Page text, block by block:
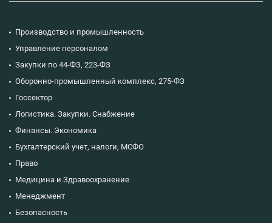
Производство и промышленность
Управление персоналом
Закупки по 44-ФЗ, 223-ФЗ
Оборонно-промышленный комплекс, 275-ФЗ
Госсектор
Логистика. Закупки. Снабжение
Финансы. Экономика
Бухгалтерский учет, налоги, МСФО
Право
Медицина и Здравоохранение
Менеджмент
Безопасность